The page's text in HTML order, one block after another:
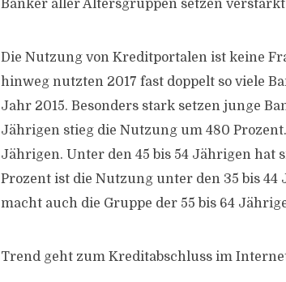
Banker aller Altersgruppen setzen
Die Nutzung von Kreditportalen ist keine
hinweg nutzten 2017 fast doppelt so viele
Jahr 2015. Besonders stark setzen junge
Jährigen stieg die Nutzung um 480
Jährigen. Unter den 45 bis 54 Jährigen hat
Prozent ist die Nutzung unter den 35 bis
macht auch die Gruppe der 55 bis 64
Trend geht zum Kreditabschluss im